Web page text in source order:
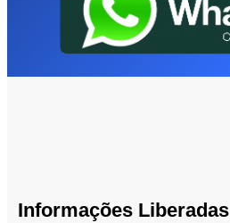
Informações